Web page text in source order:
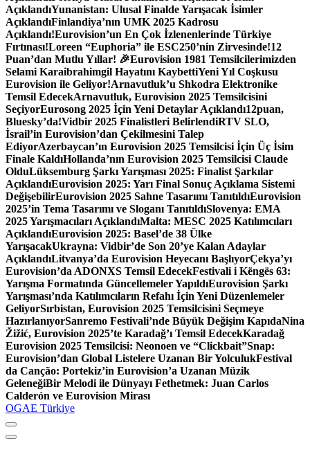
AçıklandıYunanistan: Ulusal Finalde Yarışacak İsimler
AçıklandıFinlandiya’nın UMK 2025 Kadrosu
Açıklandı!Eurovision’un En Çok İzlenenlerinde Türkiye
Fırtınası!Loreen “Euphoria” ile ESC250’nin Zirvesinde!12
Puan’dan Mutlu Yıllar! 🎉Eurovision 1981 Temsilcilerimizden
Selami Karaibrahimgil Hayatını KaybettiYeni Yıl Coşkusu
Eurovision ile Geliyor!Arnavutluk’u Shkodra Elektronike
Temsil EdecekArnavutluk, Eurovision 2025 Temsilcisini
SeçiyorEurosong 2025 İçin Yeni Detaylar Açıklandı12puan,
Bluesky’da!Vidbir 2025 Finalistleri BelirlendiRTV SLO,
İsrail’in Eurovision’dan Çekilmesini Talep
EdiyorAzerbaycan’ın Eurovision 2025 Temsilcisi İçin Üç İsim
Finale KaldıHollanda’nın Eurovision 2025 Temsilcisi Claude
OlduLüksemburg Şarkı Yarışması 2025: Finalist Şarkılar
AçıklandıEurovision 2025: Yarı Final Sonuç Açıklama Sistemi
DeğişebilirEurovision 2025 Sahne Tasarımı TanıtıldıEurovision
2025’in Tema Tasarımı ve Sloganı TanıtıldıSlovenya: EMA
2025 Yarışmacıları AçıklandıMalta: MESC 2025 Katılımcıları
AçıklandıEurovision 2025: Basel’de 38 Ülke
YarışacakUkrayna: Vidbir’de Son 20’ye Kalan Adaylar
AçıklandıLitvanya’da Eurovision Heyecanı BaşlıyorÇekya’yı
Eurovision’da ADONXS Temsil EdecekFestivali i Këngës 63:
Yarışma Formatında Güncellemeler YapıldıEurovision Şarkı
Yarışması’nda Katılımcıların Refahı İçin Yeni Düzenlemeler
GeliyorSırbistan, Eurovision 2025 Temsilcisini Seçmeye
HazırlanıyorSanremo Festivali’nde Büyük Değişim KapıdaNina
Žižić, Eurovision 2025’te Karadağ’ı Temsil EdecekKaradağ
Eurovision 2025 Temsilcisi: Neonoen ve “Clickbait”Snap:
Eurovision’dan Global Listelere Uzanan Bir YolculukFestival
da Canção: Portekiz’in Eurovision’a Uzanan Müzik
GeleneğiBir Melodi ile Dünyayı Fethetmek: Juan Carlos
Calderón ve Eurovision Mirası
OGAE Türkiye